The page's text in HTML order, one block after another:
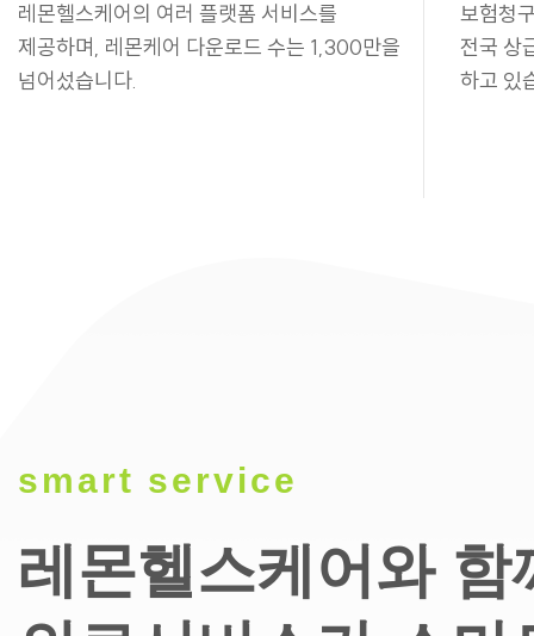
레몬헬스케어의 여러 플랫폼 서비스를
제공하며, 레몬케어 다운로드 수는 1,300만을
넘어섰습니다.
보험청
전국 상
하고 있
smart service
레몬헬스케어와 함